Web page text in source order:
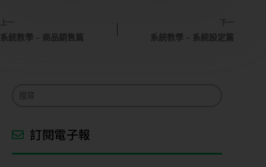
上一
系統教學 – 商品銷售篇
下一
系統教學 – 系統設定篇
訂閱電子報